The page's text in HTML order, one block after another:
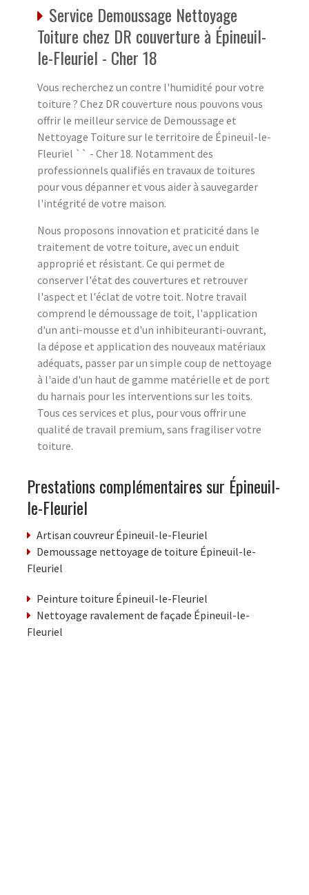
Service Demoussage Nettoyage
Toiture chez DR couverture à Épineuil-
le-Fleuriel - Cher 18
Vous recherchez un contre l'humidité pour votre
toiture ? Chez DR couverture nous pouvons vous
offrir le meilleur service de Demoussage et
Nettoyage Toiture sur le territoire de Épineuil-le-
Fleuriel `` - Cher 18. Notamment des
professionnels qualifiés en travaux de toitures
pour vous dépanner et vous aider à sauvegarder
l'intégrité de votre maison.
Nous proposons innovation et praticité dans le
traitement de votre toiture, avec un enduit
approprié et résistant. Ce qui permet de
conserver l'état des couvertures et retrouver
l'aspect et l'éclat de votre toit. Notre travail
comprend le démoussage de toit, l'application
d'un anti-mousse et d'un inhibiteuranti-ouvrant,
la dépose et application des nouveaux matériaux
adéquats, passer par un simple coup de nettoyage
à l'aide d'un haut de gamme matérielle et de port
du harnais pour les interventions sur les toits.
Tous ces services et plus, pour vous offrir une
qualité de travail premium, sans fragiliser votre
toiture.
Prestations complémentaires sur Épineuil-
le-Fleuriel
Artisan couvreur Épineuil-le-Fleuriel
Demoussage nettoyage de toiture Épineuil-le-
Fleuriel
Peinture toiture Épineuil-le-Fleuriel
Nettoyage ravalement de façade Épineuil-le-
Fleuriel